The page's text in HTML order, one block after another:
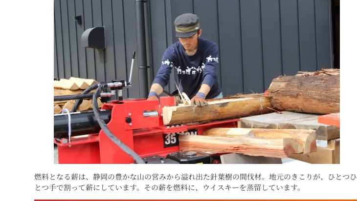
燃料となる薪は、静岡の豊かな山の営みから溢れ出た針葉樹の間伐材。地元のきこりが、ひとつひ
とつ手で割って薪にしています。その薪を燃料に、ウイスキーを蒸留しています。